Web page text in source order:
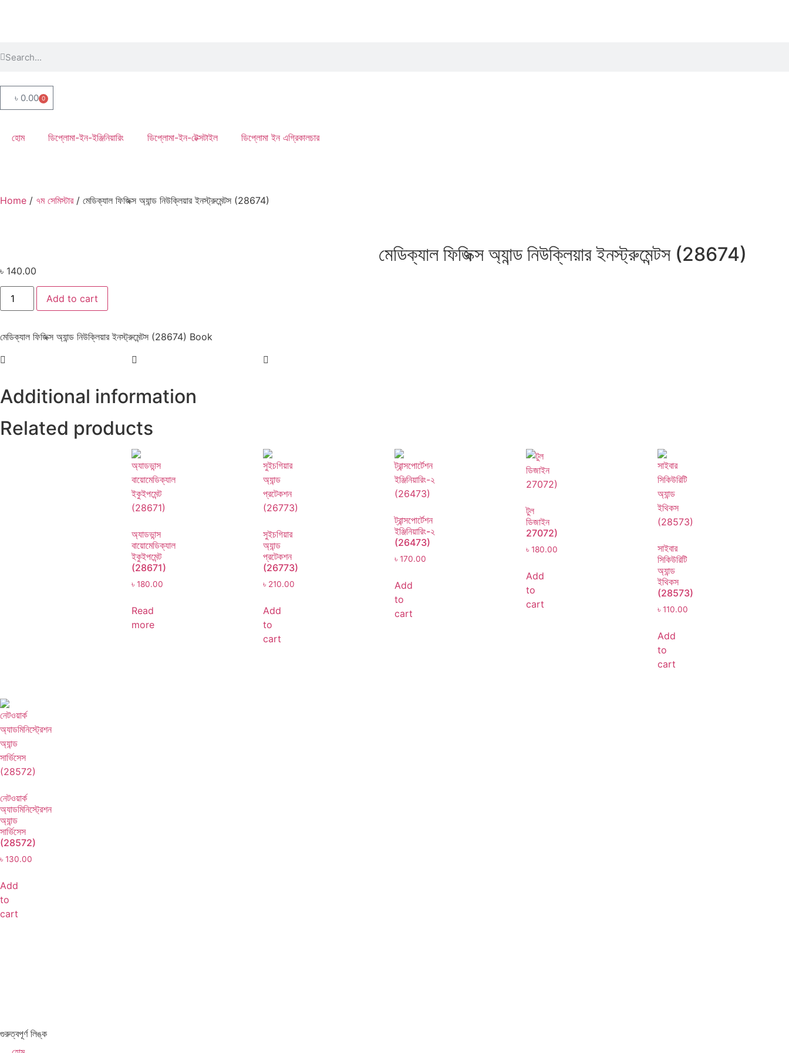
৳ 0.00 0
হোম ডিপ্লোমা-ইন-ইঞ্জিনিয়ারিং ডিপ্লোমা-ইন-টেক্সটাইল ডিপ্লোমা ইন এগ্রিকালচার
Home / ৭ম সেমিস্টার/ মেডিক্যাল ফিজিক্স অ্যান্ড নিউক্লিয়ার ইনস্ট্রুমেন্টস (28674)
মেডিক্যাল ফিজিক্স অ্যান্ড নিউক্লিয়ার ইনস্ট্রুমেন্টস (28674)
৳ 140.00
Add to cart
মেডিক্যাল ফিজিক্স অ্যান্ড নিউক্লিয়ার ইনস্ট্রুমেন্টস (28674) Book
Additional information
Related products
অ্যাডভান্স
বায়োমেডিক্যাল
ইকুইপমেন্ট
(28671)
৳ 180.00
Read
more
সুইচগিয়ার
অ্যান্ড
প্রটেকশন
(26773)
৳ 210.00
Add
to
cart
ট্রান্সপোর্টেশন
ইঞ্জিনিয়ারিং-২
(26473)
৳ 170.00
Add
to
cart
টুল
ডিজাইন
27072)
৳ 180.00
Add
to
cart
সাইবার
সিকিউরিটি
অ্যান্ড
ইথিকস
(28573)
৳ 110.00
Add
to
cart
নেটওয়ার্ক
অ্যাডমিনিস্ট্রেশন
অ্যান্ড
সার্ভিসেস
(28572)
৳ 130.00
Add
to
cart
গুরুত্বপূর্ণ লিঙ্ক